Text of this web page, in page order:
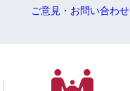
ご意見・お問い合わせ